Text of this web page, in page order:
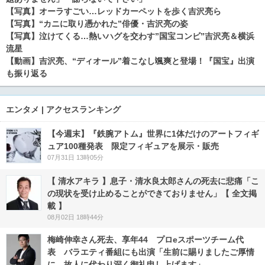
【写真】オーラすごい…レッドカーペットを歩く吉沢亮ら
【写真】“カニに取り憑かれた”俳優・吉沢亮の姿
【写真】泣けてくる…熱いハグを交わす”国宝コンビ”吉沢亮＆横浜
流星
【動画】吉沢亮、“ディオール”着こなし颯爽と登場！『国宝』出演
も振り返る
エンタメ | アクセスランキング
【今週末】『鉄腕アトム』世界に1体だけのアートフィギ
ュア100種発表 限定フィギュアを展示・販売
07月31日 13時05分
【 清水アキラ 】息子・清水良太郎さんの死去に悲痛「こ
の現状を受け止めることができておりません」【 全文掲
載 】
08月02日 18時44分
梅崎伸幸さん死去、享年44 プロeスポーツチーム代
表 バラエティ番組にも出演「生前に賜りましたご厚情